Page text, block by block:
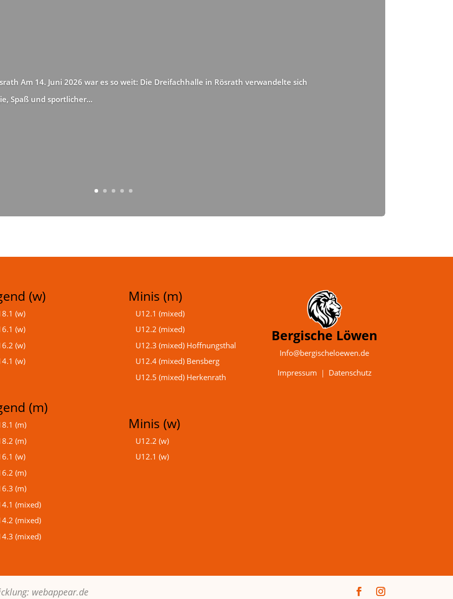
Am 14. Juni 2026 war es so weit: Die Dreifachhalle in Rösrath verwandelte sich
Spaß und sportlicher...
(w)
(w)
(w)
(w)
(w)
(m)
(m)
(m)
(w)
(m)
(m)
(mixed)
(mixed)
(mixed)
Minis (m)
U12.1 (mixed)
U12.2 (mixed)
U12.3 (mixed) Hoffnungsthal
U12.4 (mixed) Bensberg
U12.5 (mixed) Herkenrath
Minis (w)
U12.2 (w)
U12.1 (w)
Bergische Löwen
Info@bergischeloewen.de
Impressum ｜ Datenschutz
webappear.de